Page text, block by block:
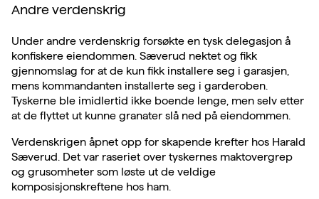
Andre verdenskrig
Under andre verdenskrig forsøkte en tysk delegasjon å
konfiskere eiendommen. Sæverud nektet og fikk
gjennomslag for at de kun fikk installere seg i garasjen,
mens kommandanten installerte seg i garderoben.
Tyskerne ble imidlertid ikke boende lenge, men selv etter
at de flyttet ut kunne granater slå ned på eiendommen.
Verdenskrigen åpnet opp for skapende krefter hos Harald
Sæverud. Det var raseriet over tyskernes maktovergrep
og grusomheter som løste ut de veldige
komposisjonskreftene hos ham.